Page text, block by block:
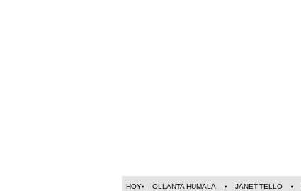
HOY OLLANTA HUMALA JANET TELLO